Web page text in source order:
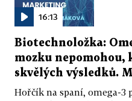
16:13
Biotechnoložka:
mozku nepomohou,
skvělých výsledků.
Hořčík na spaní, omega-3